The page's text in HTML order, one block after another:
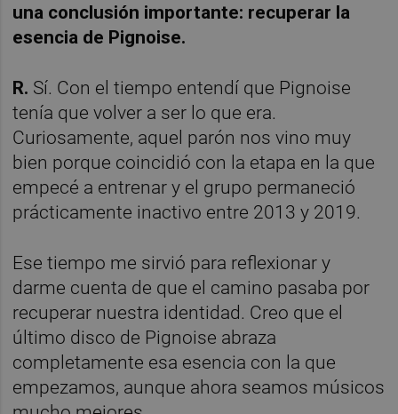
una conclusión importante: recuperar la
esencia de Pignoise.
R. Sí. Con el tiempo entendí que Pignoise
tenía que volver a ser lo que era.
Curiosamente, aquel parón nos vino muy
bien porque coincidió con la etapa en la que
empecé a entrenar y el grupo permaneció
prácticamente inactivo entre 2013 y 2019.
Ese tiempo me sirvió para reflexionar y
darme cuenta de que el camino pasaba por
recuperar nuestra identidad. Creo que el
último disco de Pignoise abraza
completamente esa esencia con la que
empezamos, aunque ahora seamos músicos